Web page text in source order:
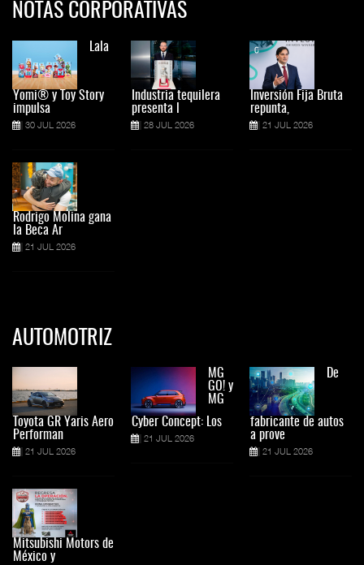
NOTAS CORPORATIVAS
Lala
Yomi® y Toy Story
impulsa
30 JUL 2026
Rodrigo Molina gana
la Beca Ar
21 JUL 2026
Industria tequilera
presenta l
28 JUL 2026
Inversión Fija Bruta
repunta,
21 JUL 2026
AUTOMOTRIZ
Toyota GR Yaris Aero
Performan
21 JUL 2026
Mitsubishi Motors de
México y
MG
GO! y
MG
Cyber Concept: Los
21 JUL 2026
De
fabricante de autos
a prove
21 JUL 2026